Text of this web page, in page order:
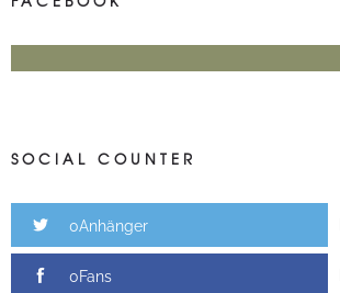
SOCIAL COUNTER
0Anhänger
0Fans